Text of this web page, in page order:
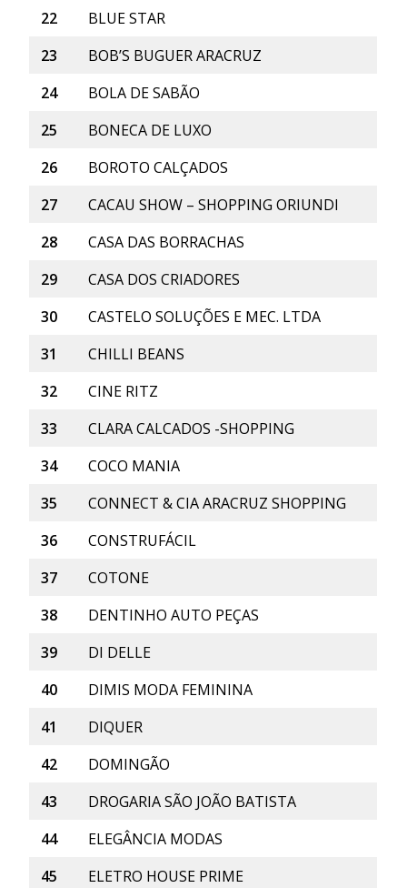
22
BLUE STAR
23
BOB’S BUGUER ARACRUZ
24
BOLA DE SABÃO
25
BONECA DE LUXO
26
BOROTO CALÇADOS
27
CACAU SHOW – SHOPPING ORIUNDI
28
CASA DAS BORRACHAS
29
CASA DOS CRIADORES
30
CASTELO SOLUÇÕES E MEC. LTDA
31
CHILLI BEANS
32
CINE RITZ
33
CLARA CALCADOS -SHOPPING
34
COCO MANIA
35
CONNECT & CIA ARACRUZ SHOPPING
36
CONSTRUFÁCIL
37
COTONE
38
DENTINHO AUTO PEÇAS
39
DI DELLE
40
DIMIS MODA FEMININA
41
DIQUER
42
DOMINGÃO
43
DROGARIA SÃO JOÃO BATISTA
44
ELEGÂNCIA MODAS
45
ELETRO HOUSE PRIME